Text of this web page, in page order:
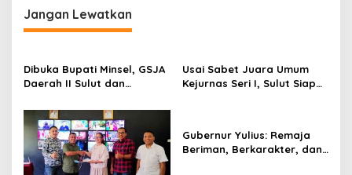
o
Jangan Lewatkan
Dibuka Bupati Minsel, GSJA
Daerah II Sulut dan
Rakerda di Amurang
Usai Sabet Juara Umum
Kejurnas Seri I, Sulut Siap
Gubernur Yulius: Remaja
Beriman, Berkarakter, dan